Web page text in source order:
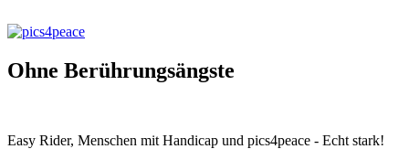
Ohne Berührungsängste
Easy Rider, Menschen mit Handicap und pics4peace - Echt stark!